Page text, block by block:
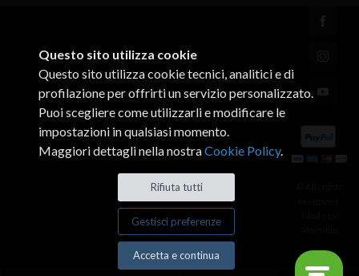
Questo sito utilizza cookie
Questo sito utilizza cookie tecnici, analitici e di
profilazione per offrirti un servizio personalizzato.
Puoi scegliere come utilizzarli e modificare le
impostazioni in qualsiasi momento.
Maggiori dettagli nella nostraCookie Policy.
Rifiuta tutti
Gestisci preferenze
Accetta e continua